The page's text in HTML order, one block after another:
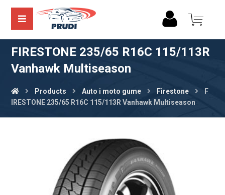
FIRESTONE 235/65 R16C 115/113R
Vanhawk Multiseason
Products Auto i moto gume Firestone
F
IRESTONE 235/65 R16C 115/113R Vanhawk Multiseason